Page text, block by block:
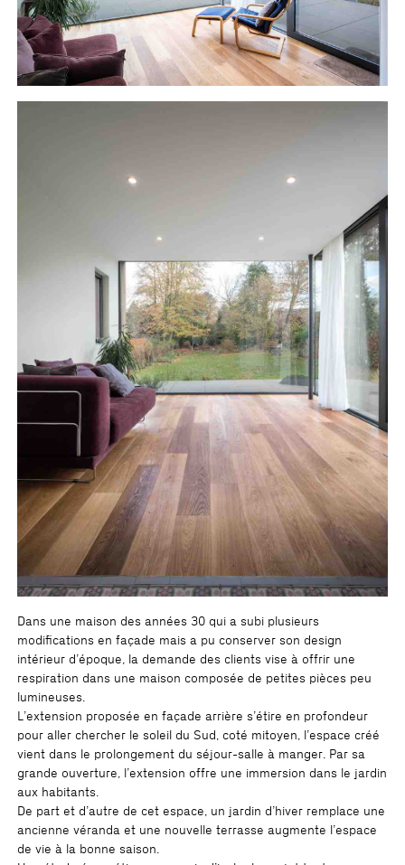
Dans une maison des années 30 qui a subi plusieurs
modifications en façade mais a pu conserver son design
intérieur d’époque, la demande des clients vise à offrir une
respiration dans une maison composée de petites pièces peu
lumineuses.
L’extension proposée en façade arrière s’étire en profondeur
pour aller chercher le soleil du Sud, coté mitoyen, l’espace créé
vient dans le prolongement du séjour-salle à manger. Par sa
grande ouverture, l’extension offre une immersion dans le jardin
aux habitants.
De part et d’autre de cet espace, un jardin d’hiver remplace une
ancienne véranda et une nouvelle terrasse augmente l’espace
de vie à la bonne saison.